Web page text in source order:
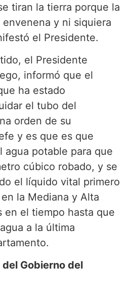
tiran la tierra porque la
y ni siquiera
el Presidente.
el Presidente
informó que el
ha estado
el tubo del
orden de su
y es que es que
agua potable para que
cúbico robado, y se
el líquido vital primero
la Mediana y Alta
en el tiempo hasta que
a la última
Gobierno del